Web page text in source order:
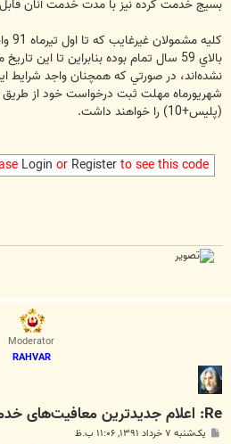
بسيج خدمت كرده نيز با مدت خدمت آنان
بالاي 59 سال تمام بوده بنابراين تا اين
شهريورماه مهلت ثبت درخواست خود از طريق
(پليس+10) را خواهند داشت.
Login or Registerto see this code
Moderator
RAHVAR
Re: اعلام جدید‌ترین معافیت‌های خدمت سربازی
یک‌شنبه ۷ خرداد ۱۳۹۱, ۱۱:۰۶ ب.ظ